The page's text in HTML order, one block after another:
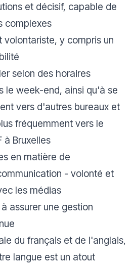
et décisif, capable de
complexes
y compris un
selon des horaires
le week-end, ainsi qu'à se
vers d'autres bureaux et
fréquemment vers le
à Bruxelles
en matière de
- volonté et
les médias
assurer une gestion
du français et de l'anglais,
langue est un atout